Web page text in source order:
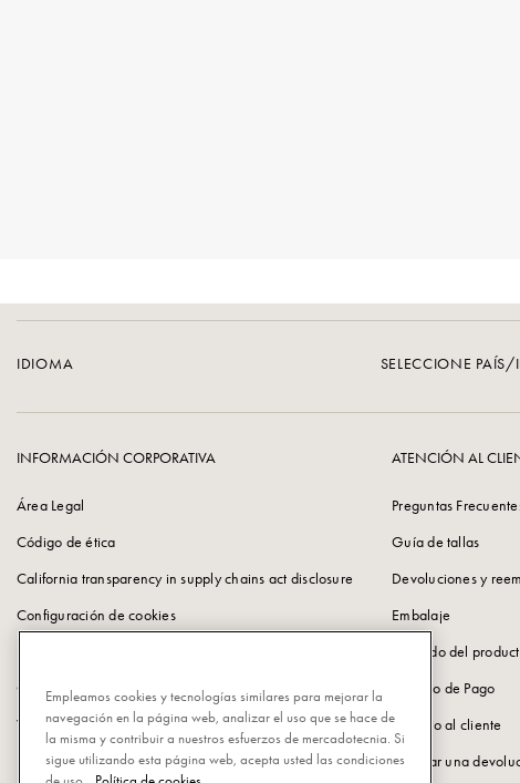
IDIOMA SELECCIONE
INFORMACIÓN CORPORATIVA
Área Legal
Código de ética
California transparency in supply chains act disclosure
Configuración de cookies
Cookie Policy
Vulnerability Disclosure Policy
Información corporativa
ATENCIÓN AL
Preguntas
Guía de tallas
Devoluciones y
Embalaje
Cuidado del
Método de Pago
Servicio al cliente
Solicitar una
Empleamos cookies y tecnologías similares para mejorar la
navegación en la página web, analizar el uso que se hace de
la misma y contribuir a nuestros esfuerzos de mercadotecnia. Si
sigue utilizando esta página web, acepta usted las condiciones